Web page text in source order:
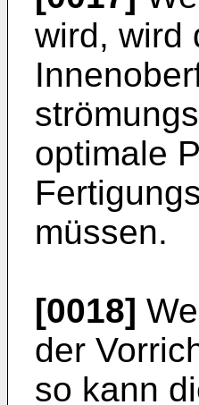
wird, wird
optimale
müssen.
[0018]
der
so kann